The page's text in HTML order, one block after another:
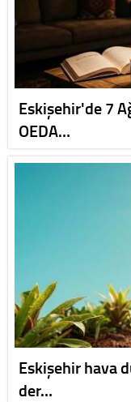
Eskişehir'de 7
OEDA…
Eskişehir hava
der…